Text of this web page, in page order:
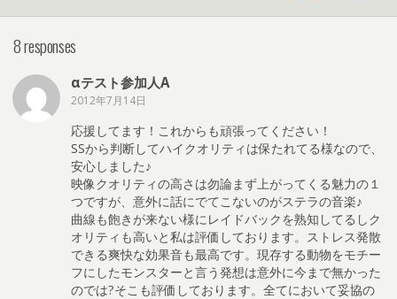
8 responses
αテスト参加人A
2012年7月14日
応援してます！これからも頑張ってください！
SSから判断してハイクオリティは保たれてる様なので、
安心しました♪
映像クオリティの高さは勿論まず上がってくる魅力の１
つですが、意外に話にでてこないのがステラの音楽♪
曲線も飽きが来ない様にレイドバックを熟知してるしク
オリティも高いと私は評価しております。ストレス発散
できる爽快な効果音も最高です。現存する動物をモチー
フにしたモンスターと言う発想は意外に今まで無かった
のでは?そこも評価しております。全てにおいて妥協の